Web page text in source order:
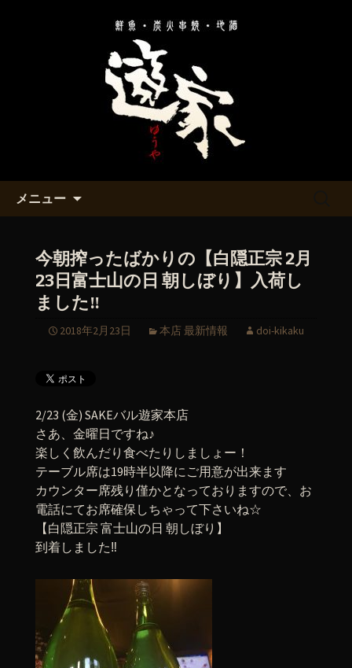
溝の口と二子玉川の居酒屋「遊
家～ゆうや～」
うや～」のお知らせ
メニュー
今朝搾ったばかりの【白隠正宗 2月
23日富士山の日 朝しぼり】入荷し
ました‼︎
2018年2月23日 本店 最新情報 doi-kikaku
2/23 (金) SAKEバル遊家本店
さあ、金曜日ですね♪
楽しく飲んだり食べたりしましょー！
テーブル席は19時半以降にご用意が出来ます
カウンター席残り僅かとなっておりますので、お
電話にてお席確保しちゃって下さいね☆
【白隠正宗 富士山の日 朝しぼり】
到着しました‼︎